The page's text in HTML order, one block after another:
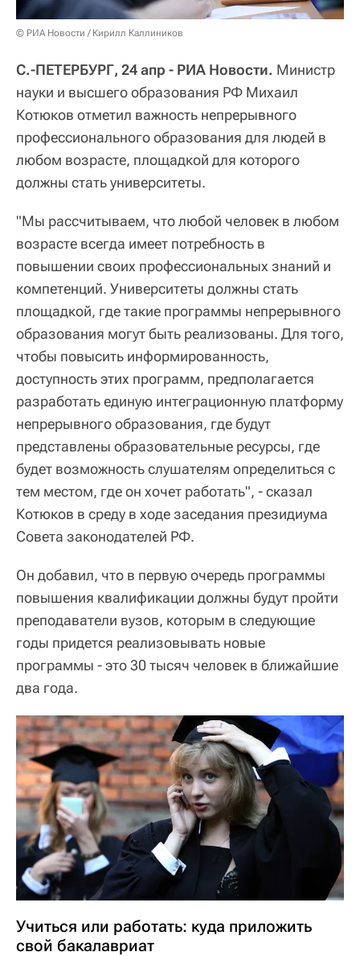
© РИА Новости / Кирилл Каллиников
С.-ПЕТЕРБУРГ, 24 апр - РИА Новости. Министр
науки и высшего образования РФ Михаил
Котюков отметил важность непрерывного
профессионального образования для людей в
любом возрасте, площадкой для которого
должны стать университеты.
"Мы рассчитываем, что любой человек в любом
возрасте всегда имеет потребность в
повышении своих профессиональных знаний и
компетенций. Университеты должны стать
площадкой, где такие программы непрерывного
образования могут быть реализованы. Для того,
чтобы повысить информированность,
доступность этих программ, предполагается
разработать единую интеграционную платформу
непрерывного образования, где будут
представлены образовательные ресурсы, где
будет возможность слушателям определиться с
тем местом, где он хочет работать", - сказал
Котюков в среду в ходе заседания президиума
Совета законодателей РФ.
Он добавил, что в первую очередь программы
повышения квалификации должны будут пройти
преподаватели вузов, которым в следующие
годы придется реализовывать новые
программы - это 30 тысяч человек в ближайшие
два года.
Учиться или работать: куда приложить
свой бакалавриат